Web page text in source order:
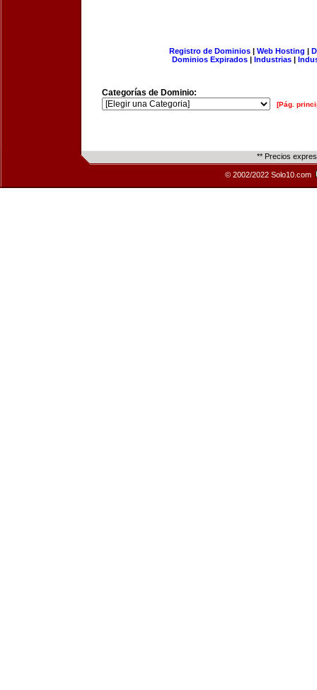
Registro de Dominios| Web Hosting |
Dominios Expirados | Industrias |
Categorías de Dominio:
[Pág.
** Precios
© 2002/2022 Solo10.com